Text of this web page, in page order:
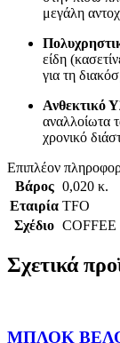
μεγάλη
είδη
για τη
Ανθεκτικό
αναλλοίωτα
χρονικό
Επιπλέον
Βάρος 0,020 κ.
Εταιρία TFO
Σχέδιο COFFEE
Σχετικά
ΜΠΛΟΚ